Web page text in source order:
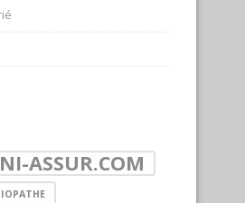
ASSUR.COM